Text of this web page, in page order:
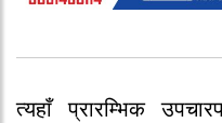
त्यहाँ प्रारम्भिक